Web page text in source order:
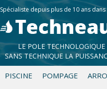
Spécialiste depuis plus de 10 ans dans
LE POLE
SANS TECHNIQUE LA
PISCINE POMPAGE